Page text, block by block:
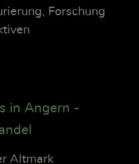
Forschung
in Angern -
Altmark